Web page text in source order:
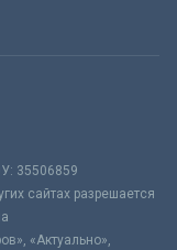
35506859
сайтах разрешается
«Актуально»,